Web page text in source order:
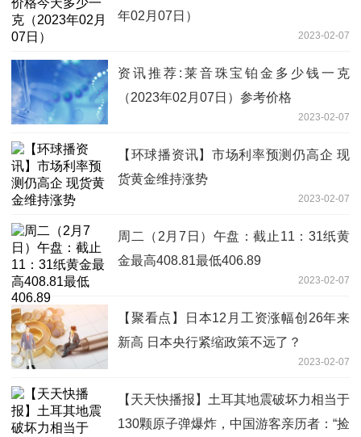
年02月07日）
2023-02-07
资讯推荐:莱音珠宝铂金多少钱一克
（2023年02月07日）参考价格
2023-02-07
【环球播资讯】市场利率预测仍高企 现
货黄金维持涨势
2023-02-07
周二（2月7日）午盘：截止11：31纸黄
金最高408.81最低406.89
2023-02-07
【聚看点】日本12月工资涨幅创26年来
新高 日本央行紧缩政策不远了？
2023-02-07
【天天快播报】土耳其地震破坏力相当于
130颗原子弹爆炸，中国游客亲历者：“捡